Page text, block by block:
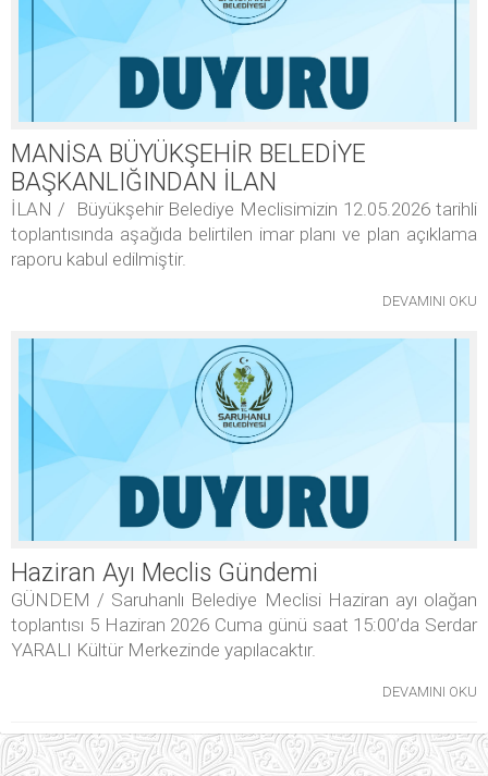
MANİSA BÜYÜKŞEHİR BELEDİYE
BAŞKANLIĞINDAN İLAN
İLAN / Büyükşehir Belediye Meclisimizin 12.05.2026 tarihli
toplantısında aşağıda belirtilen imar planı ve plan açıklama
raporu kabul edilmiştir.
DEVAMINI OKU
Haziran Ayı Meclis Gündemi
GÜNDEM / Saruhanlı Belediye Meclisi Haziran ayı olağan
toplantısı 5 Haziran 2026 Cuma günü saat 15:00’da Serdar
YARALI Kültür Merkezinde yapılacaktır.
DEVAMINI OKU